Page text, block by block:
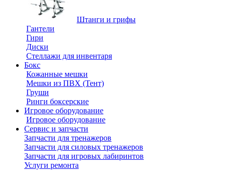
Штанги и грифы
Гантели
Гири
Диски
Стеллажи для инвентаря
Бокс
Кожанные мешки
Мешки из ПВХ (Тент)
Груши
Ринги боксерские
Игровое оборудование
Игровое оборудование
Сервис и запчасти
Запчасти для тренажеров
Запчасти для силовых тренажеров
Запчасти для игровых лабиринтов
Услуги ремонта